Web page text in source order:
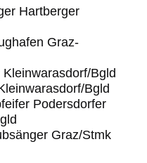
Hartberger
Graz-
Bgld
Bgld
Podersdorfer
Graz/Stmk